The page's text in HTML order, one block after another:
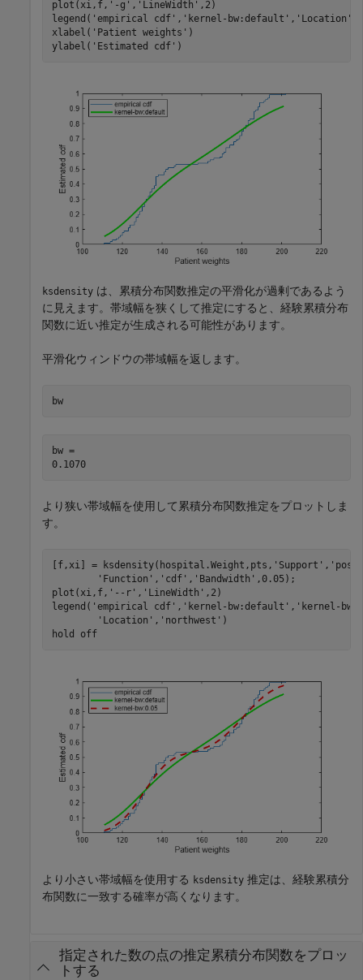
plot(xi,f, '-g' , 'LineWidth' ,2)
legend( 'empirical cdf' , 'kernel-bw:default' , 'Location'
xlabel( 'Patient weights' )
ylabel( 'Estimated cdf' )
ksdensity は、累積分布関数推定の平滑化が過剰であるよう
に見えます。帯域幅を狭くして推定にすると、経験累積分布
関数に近い推定が生成される可能性があります。
平滑化ウィンドウの帯域幅を返します。
bw
bw =
0.1070
より狭い帯域幅を使用して累積分布関数推定をプロットしま
す。
[f,xi] = ksdensity(hospital.Weight,pts, 'Support' ,
'Function' , 'cdf' , 'Bandwidth' ,0.05);
plot(xi,f, '--r' , 'LineWidth' ,2)
legend( 'empirical cdf' , 'kernel-bw:default' , 'kernel-
'Location' , 'northwest' )
hold
off
より小さい帯域幅を使用する ksdensity 推定は、経験累積分
布関数に一致する確率が高くなります。
指定された数の点の推定累積分布関数をプロッ
トする